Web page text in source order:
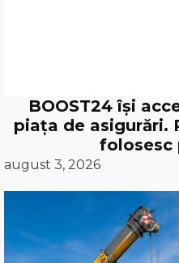
BOOST24 își
piața de asigurări.
folosesc
august 3, 2026